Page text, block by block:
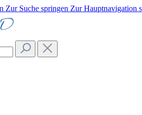
Zur Suche springen Zur Hauptnavigation